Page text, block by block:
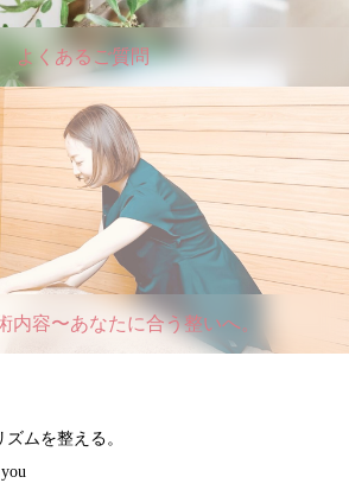
よくあるご質問
内容〜あなたに合う整いへ。
ムを整える。